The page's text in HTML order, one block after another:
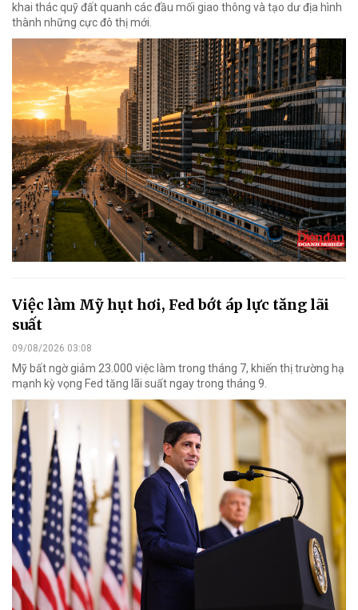
khai thác quỹ đất quanh các đầu mối giao thông và tạo dư địa hình
thành những cực đô thị mới.
Việc làm Mỹ hụt hơi, Fed bớt áp lực tăng lãi
suất
09/08/2026 03:08
Mỹ bất ngờ giảm 23.000 việc làm trong tháng 7, khiến thị trường hạ
mạnh kỳ vọng Fed tăng lãi suất ngay trong tháng 9.